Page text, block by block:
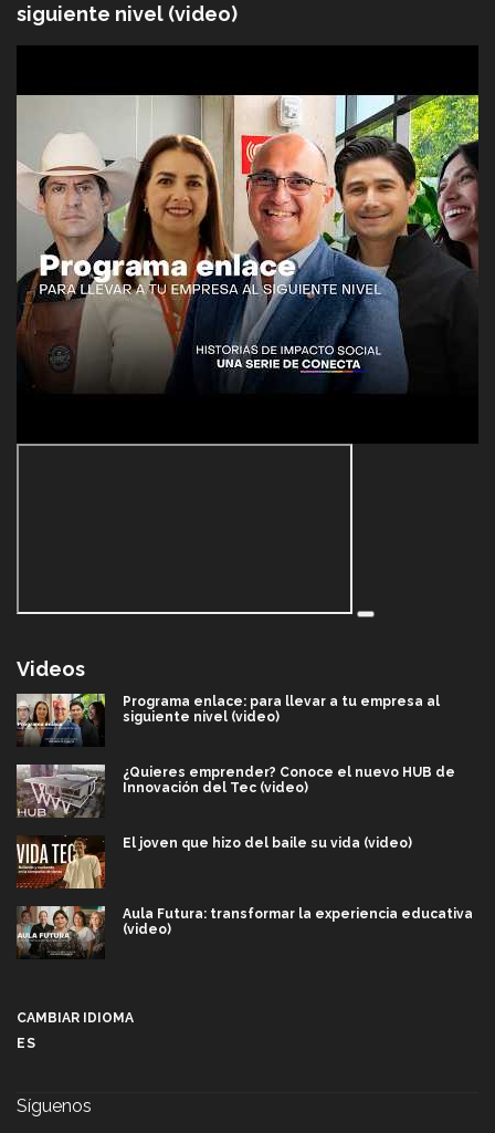
siguiente nivel (video)
Videos
Programa enlace: para llevar a tu empresa al
siguiente nivel (video)
¿Quieres emprender? Conoce el nuevo HUB de
Innovación del Tec (video)
El joven que hizo del baile su vida (video)
Aula Futura: transformar la experiencia educativa
(video)
CAMBIAR IDIOMA
ES
Síguenos